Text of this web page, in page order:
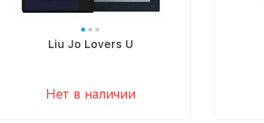
Liu Jo Lovers U
Нет в наличии